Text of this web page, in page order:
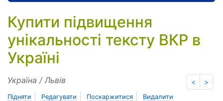
Купити підвищення
унікальності тексту ВКР в
Україні
< >
Україна / Львів
Підняти Редагувати Поскаржитися Видалити